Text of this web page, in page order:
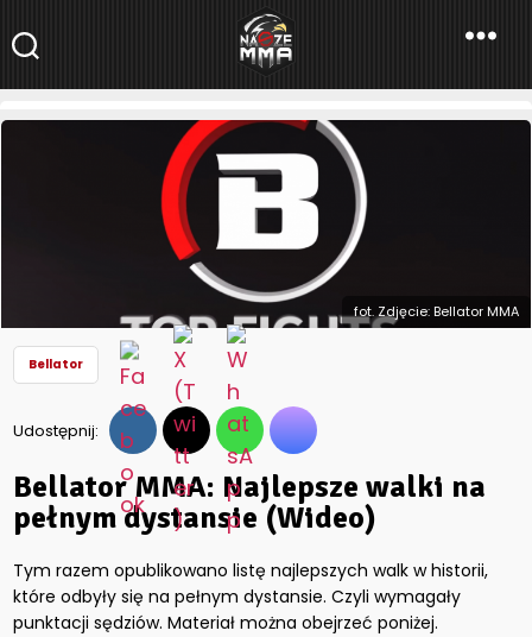
NaszeMMA
NaszeMMA.pl»Aktualności»Świat»Bellator»Bellator MMA:
Najlepsze walki na pełnym dystansie (Wideo)
fot. Zdjęcie: Bellator MMA
Bellator
Udostępnij:
Bellator MMA: Najlepsze walki na
pełnym dystansie (Wideo)
Tym razem opublikowano listę najlepszych walk w historii,
które odbyły się na pełnym dystansie. Czyli wymagały
punktacji sędziów. Materiał można obejrzeć poniżej.